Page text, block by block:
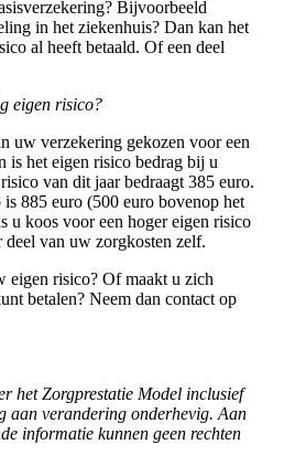
Bijvoorbeeld
in het ziekenhuis? Dan kan het
al heeft betaald. Of een deel
eigen risico?
uw verzekering gekozen voor een
het eigen risico bedrag bij u
van dit jaar bedraagt 385 euro.
885 euro (500 euro bovenop het
u koos voor een hoger eigen risico
deel van uw zorgkosten zelf.
eigen risico? Of maakt u zich
betalen? Neem dan contact op
het Zorgprestatie Model inclusief
aan verandering onderhevig. Aan
informatie kunnen geen rechten